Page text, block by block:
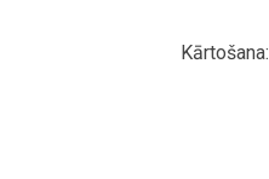
Kārtošana: